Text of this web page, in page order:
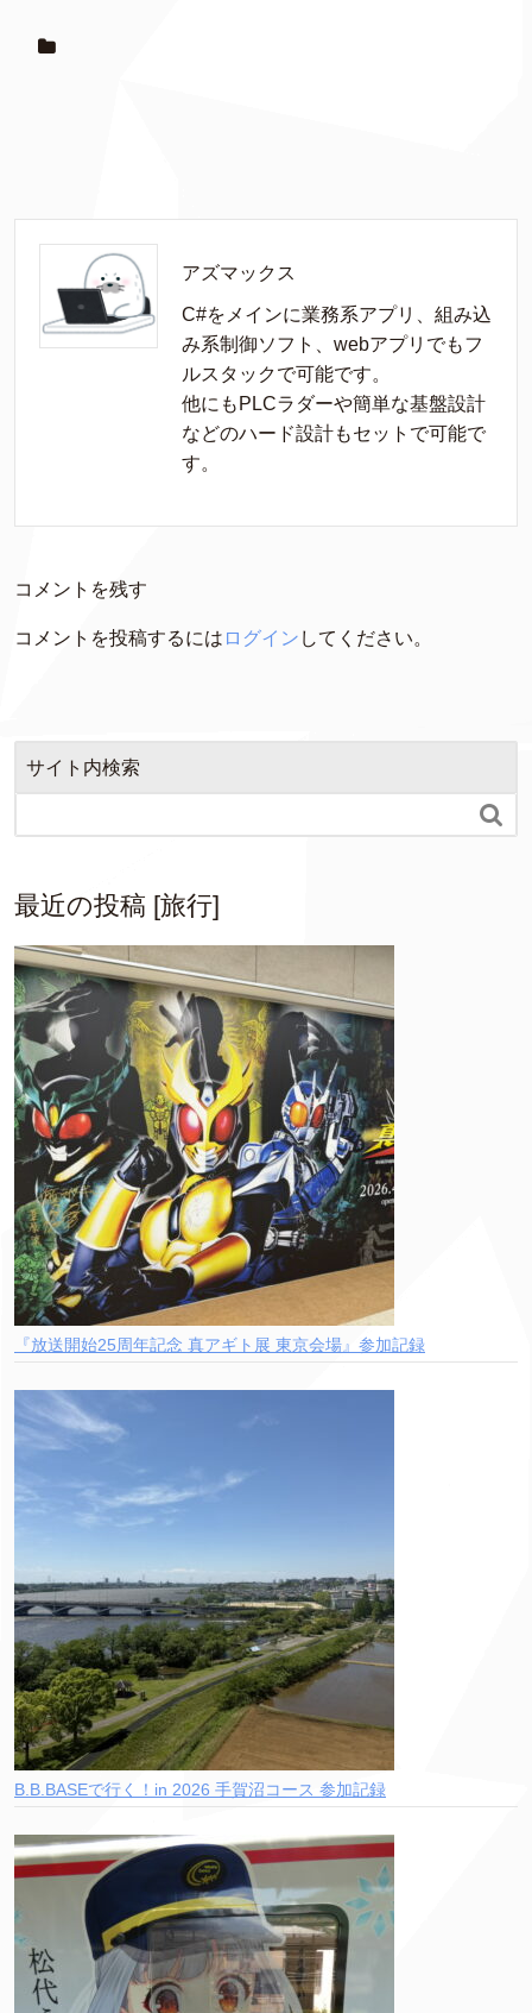
アズマックス
C#をメインに業務系アプリ、組み込
み系制御ソフト、webアプリでもフ
ルスタックで可能です。
他にもPLCラダーや簡単な基盤設計
などのハード設計もセットで可能で
す。
コメントを残す
コメントを投稿するには ログイン してください。
サイト内検索

最近の投稿 [旅行]
『放送開始25周年記念 真アギト展 東京会場』参加記録
B.B.BASEで行く！in 2026 手賀沼コース 参加記録